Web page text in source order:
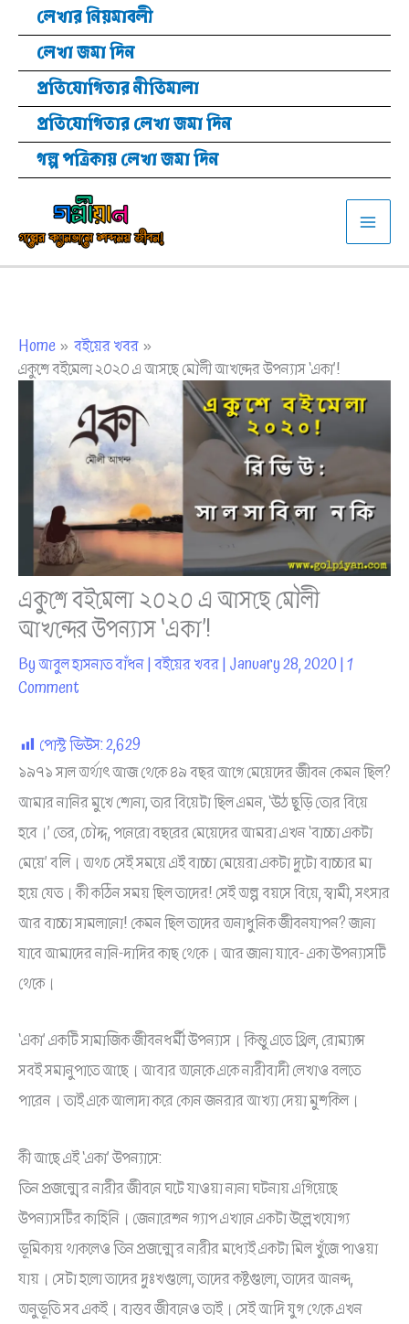
content
লেখার নিয়মাবলী
লেখা জমা দিন
প্রতিযোগিতার নীতিমালা
প্রতিযোগিতার লেখা জমা দিন
গল্প পত্রিকায় লেখা জমা দিন
Home
বইয়ের খবর
একুশে বইমেলা ২০২০ এ আসছে মৌলী আখন্দের উপন্যাস ‘একা’!
একুশে বইমেলা ২০২০ এ আসছে মৌলী
আখন্দের উপন্যাস ‘একা’!
Byআবুল হাসনাত বাঁধন|বইয়ের খবর| January 28, 2020|1
Comment
পোস্ট ভিউস:2,629
১৯৭১ সাল অর্থাৎ আজ থেকে ৪৯ বছর আগে মেয়েদের জীবন কেমন ছিল?
আমার নানির মুখে শোনা, তার বিয়েটা ছিল এমন, ‘উঠ ছুড়ি তোর বিয়ে
হবে।’ তের, চৌদ্দ, পনেরো বছরের মেয়েদের আমরা এখন ‘বাচ্চা একটা
মেয়ে’ বলি। অথচ সেই সময়ে এই বাচ্চা মেয়েরা একটা দুটো বাচ্চার মা
হয়ে যেত। কী কঠিন সময় ছিল তাদের! সেই অল্প বয়সে বিয়ে, স্বামী, সংসার
আর বাচ্চা সামলানো! কেমন ছিল তাদের অনাধুনিক জীবনযাপন? জানা
যাবে আমাদের নানি-দাদির কাছ থেকে। আর জানা যাবে- একা উপন্যাসটি
থেকে।
‘একা’ একটি সামাজিক জীবনধর্মী উপন্যাস। কিন্তু এতে থ্রিল, রোম্যান্স
সবই সমানুপাতে আছে। আবার অনেকে একে নারীবাদী লেখাও বলতে
পারেন। তাই একে আলাদা করে কোন জনরার আখ্যা দেয়া মুশকিল।
কী আছে এই ‘একা’ উপন্যাসে:
তিন প্রজন্মের নারীর জীবনে ঘটে যাওয়া নানা ঘটনায় এগিয়েছে
উপন্যাসটির কাহিনি। জেনারেশন গ্যাপ এখানে একটা উল্লেখযোগ্য
ভূমিকায় থাকলেও তিন প্রজন্মের নারীর মধ্যেই একটা মিল খুঁজে পাওয়া
যায়। সেটা হলো তাদের দুঃখগুলো, তাদের কষ্টগুলো, তাদের আনন্দ,
অনুভূতি সব একই। বাস্তব জীবনেও তাই। সেই আদি যুগ থেকে এখন